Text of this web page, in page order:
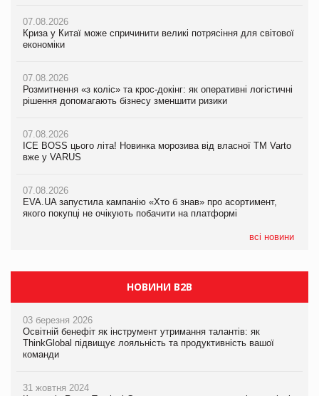
07.08.2026
Криза у Китаї може спричинити великі потрясіння для світової
економіки
07.08.2026
Розмитнення «з коліс» та крос-докінг: як оперативні логістичні
рішення допомагають бізнесу зменшити ризики
07.08.2026
ICE BOSS цього літа! Новинка морозива від власної ТМ Varto
вже у VARUS
07.08.2026
EVA.UA запустила кампанію «Хто б знав» про асортимент,
якого покупці не очікують побачити на платформі
всі новини
07.08.2026
ICE BOSS цього літа! Новинка морозива від власної ТМ Varto
07.08.2026
EVA.UA запустила кампанію «Хто б знав» про асортимент,
06.08.2026
Смачна новинка для хвостатих: у VARUS з’явилися паучі
05.08.2026
Мережа супермаркетів VARUS купує мережу магазинів
07.08.2026
Криза у Китаї може спричинити великі потрясіння для світової
економіки
07.08.2026
Kraft Heinz скоротила збиток у першому півріччі
Продажі Hugo Boss впали на 9%
НОВИНИ B2B
03 березня 2026
Освітній бенефіт як інструмент утримання талантів: як
ThinkGlobal підвищує лояльність та продуктивність вашої
команди
31 жовтня 2024